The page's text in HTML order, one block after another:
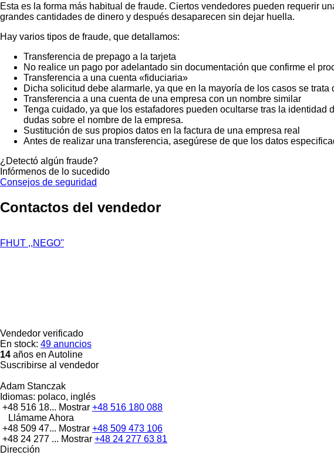
Esta es la forma más habitual de fraude. Ciertos vendedores pueden requerir
grandes cantidades de dinero y después desaparecen sin dejar huella.
Hay varios tipos de fraude, que detallamos:
Transferencia de prepago a la tarjeta
No realice un pago por adelantado sin documentación que confirme el
Transferencia a una cuenta «fiduciaria»
Dicha solicitud debe alarmarle, ya que en la mayoría de los casos se trata
Transferencia a una cuenta de una empresa con un nombre similar
Tenga cuidado, ya que los estafadores pueden ocultarse tras la
dudas sobre el nombre de la empresa.
Sustitución de sus propios datos en la factura de una empresa real
Antes de realizar una transferencia, asegúrese de que los datos
¿Detectó algún fraude?
Infórmenos de lo sucedido
Consejos de seguridad
Contactos del vendedor
FHUT ,,NEGO''
Vendedor verificado
En stock: 49 anuncios
14 años en Autoline
Suscribirse al vendedor
Adam Stanczak
Idiomas: polaco, inglés
+48 516 18... Mostrar +48 516 180 088
Llámame Ahora
+48 509 47... Mostrar +48 509 473 106
+48 24 277 ... Mostrar +48 24 277 63 81
Dirección